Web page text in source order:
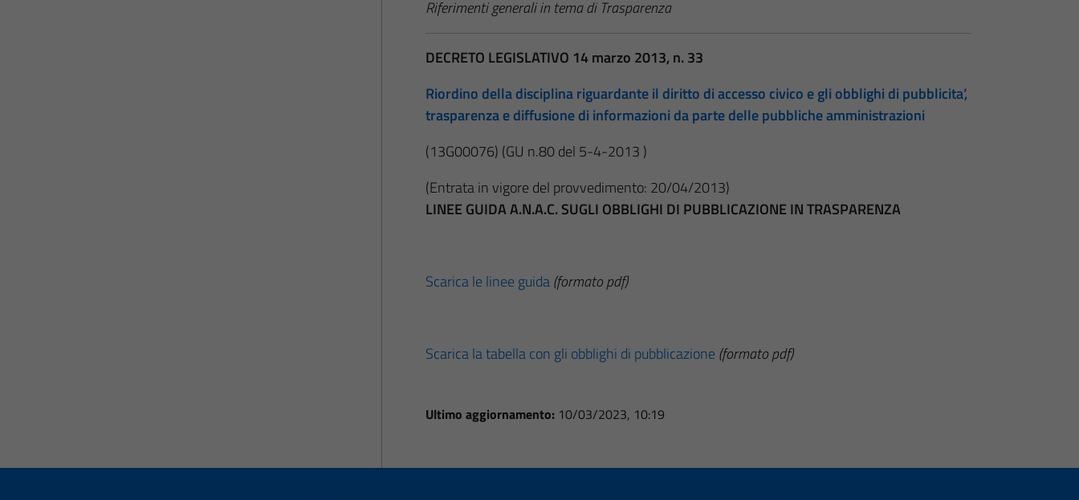
Riferimenti generali in tema di Trasparenza
DECRETO LEGISLATIVO 14 marzo 2013, n. 33
Riordino della disciplina riguardante il diritto di accesso civico e gli obblighi di pubblicita’,
trasparenza e diffusione di informazioni da parte delle pubbliche amministrazioni
(13G00076) (GU n.80 del 5-4-2013 )
(Entrata in vigore del provvedimento: 20/04/2013)
LINEE GUIDA A.N.A.C. SUGLI OBBLIGHI DI PUBBLICAZIONE IN TRASPARENZA
Scarica le linee guida(formato pdf)
Scarica la tabella con gli obblighi di pubblicazione (formato pdf)
Ultimo aggiornamento: 10/03/2023, 10:19